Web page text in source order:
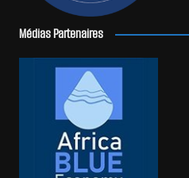
Médias Partenaires